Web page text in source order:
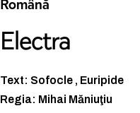
Română
Electra
Text: Sofocle , Euripide
Regia: Mihai Măniuţiu